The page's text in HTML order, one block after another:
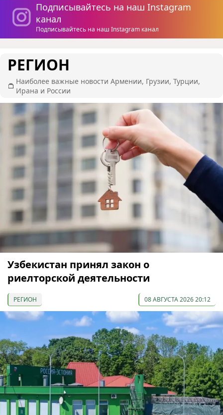
Подписывайтесь на наш Instagram
канал
Подписывайтесь на наш Instagram канал
РЕГИОН
Наиболее важные новости Армении, Грузии, Турции,
Ирана и России
Узбекистан принял закон о
риелторской деятельности
РЕГИОН 08 АВГУСТА 2026 20:12